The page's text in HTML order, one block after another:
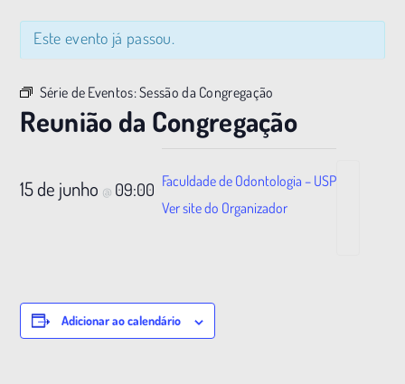
Este evento já passou.
Série de Eventos:Sessão da Congregação
Reunião da Congregação
15 de junho @ 09:00 Faculdade de Odontologia – USP
Ver site do Organizador
Adicionar ao calendário